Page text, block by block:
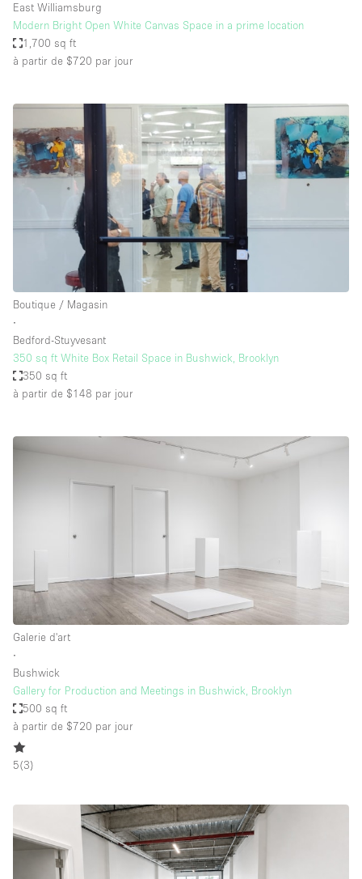
East Williamsburg
Modern Bright Open White Canvas Space in a prime location
1,700 sq ft
à partir de $720 par jour
Boutique / Magasin
∙
Bedford-Stuyvesant
350 sq ft White Box Retail Space in Bushwick, Brooklyn
350 sq ft
à partir de $148 par jour
Galerie d'art
∙
Bushwick
Gallery for Production and Meetings in Bushwick, Brooklyn
500 sq ft
à partir de $720 par jour
5(3)